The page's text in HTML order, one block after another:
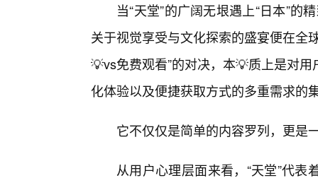
当“天堂”的广阔无垠遇上“日本”的
关于视觉享受与文化探索的盛宴便在全
💡vs免费观看”的对决，本💡质上是对
化体验以及便捷获取方式的多重需求的
它不仅仅是简单的内容罗列，更是
从用户心理层面来看，“天堂”代